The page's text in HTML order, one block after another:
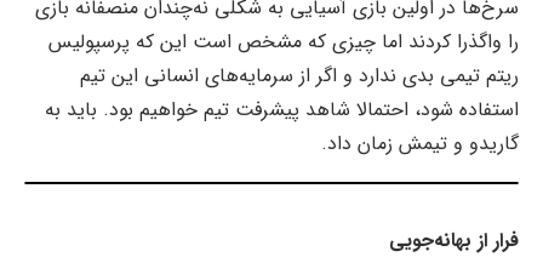
سرخ‌ها در اولین بازی آسیایی به شکلی نه‌چندان منصفانه بازی
را واگذرا کردند اما چیزی که مشخص است این که پرسپولیس
ریتم تیمی بدی ندارد و اگر از سرمایه‌های انسانی این تیم
استفاده شود، احتمالا شاهد پیشرفت تیم خواهیم بود. باید به
گاریدو و تیمش زمان داد.
فرار از بهانه‌جویی